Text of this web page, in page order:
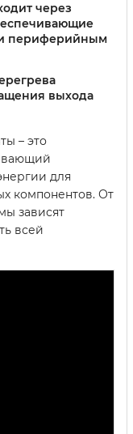
через
и периферийным
выхода
– это
для
компонентов. От
зависят
всей